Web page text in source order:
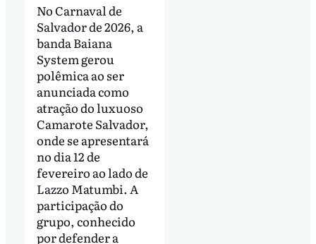
No Carnaval de
Salvador de 2026, a
banda Baiana
System gerou
polêmica ao ser
anunciada como
atração do luxuoso
Camarote Salvador,
onde se apresentará
no dia 12 de
fevereiro ao lado de
Lazzo Matumbi. A
participação do
grupo, conhecido
por defender a